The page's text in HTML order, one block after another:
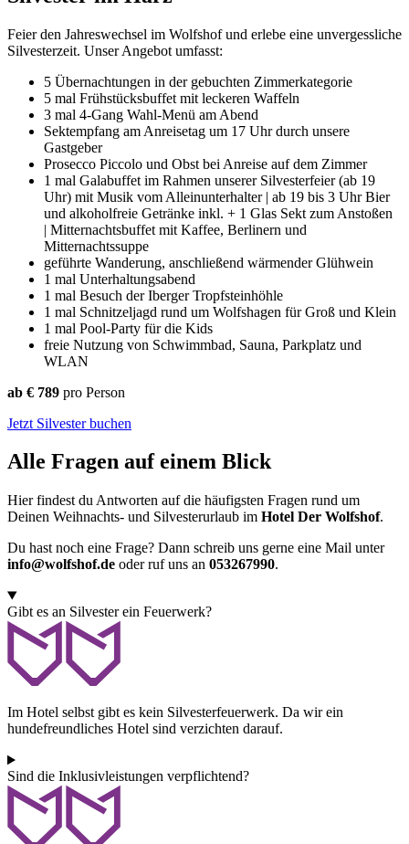
Feier den Jahreswechsel im Wolfshof und erlebe eine unvergessliche
Silvesterzeit. Unser Angebot umfasst:
5 Übernachtungen in der gebuchten Zimmerkategorie
5 mal Frühstücksbuffet mit leckeren Waffeln
3 mal 4-Gang Wahl-Menü am Abend
Sektempfang am Anreisetag um 17 Uhr durch unsere
Gastgeber
Prosecco Piccolo und Obst bei Anreise auf dem Zimmer
1 mal Galabuffet im Rahmen unserer Silvesterfeier (ab 19
Uhr) mit Musik vom Alleinunterhalter | ab 19 bis 3 Uhr Bier
und alkoholfreie Getränke inkl. + 1 Glas Sekt zum Anstoßen
| Mitternachtsbuffet mit Kaffee, Berlinern und
Mitternachtssuppe
geführte Wanderung, anschließend wärmender Glühwein
1 mal Unterhaltungsabend
1 mal Besuch der Iberger Tropfsteinhöhle
1 mal Schnitzeljagd rund um Wolfshagen für Groß und Klein
1 mal Pool-Party für die Kids
freie Nutzung von Schwimmbad, Sauna, Parkplatz und
WLAN
ab € 789 pro Person
Jetzt Silvester buchen
Alle Fragen auf einem Blick
Hier findest du Antworten auf die häufigsten Fragen rund um
Deinen Weihnachts- und Silvesterurlaub im Hotel Der Wolfshof.
Du hast noch eine Frage? Dann schreib uns gerne eine Mail unter
info@wolfshof.de oder ruf uns an 053267990.
Gibt es an Silvester ein Feuerwerk?
Im Hotel selbst gibt es kein Silvesterfeuerwerk. Da wir ein
hundefreundliches Hotel sind verzichten darauf.
Sind die Inklusivleistungen verpflichtend?